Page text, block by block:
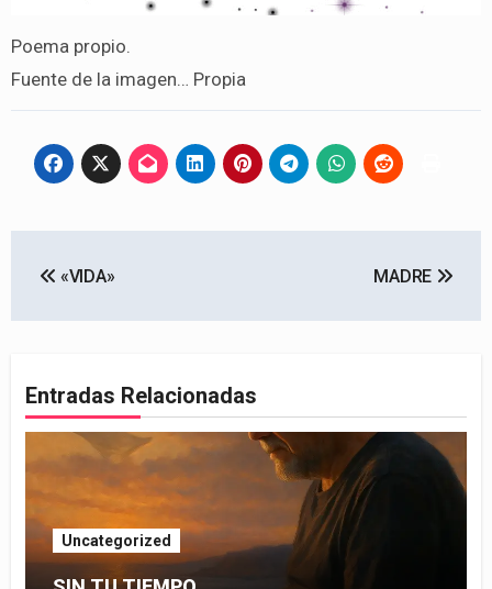
Poema propio.
Fuente de la imagen… Propia
de «VIDA» MADRE
Entradas Relacionadas
Uncategorized